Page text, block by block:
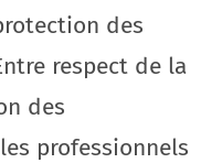
des
respect de la
des
professionnels